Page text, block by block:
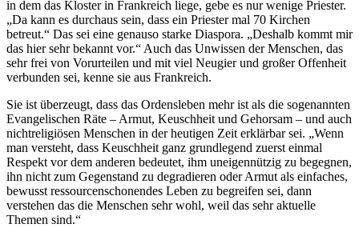
in dem das Kloster in Frankreich liege, gebe es nur wenige Priester.
„Da kann es durchaus sein, dass ein Priester mal 70 Kirchen
betreut.“ Das sei eine genauso starke Diaspora. „Deshalb kommt mir
das hier sehr bekannt vor.“ Auch das Unwissen der Menschen, das
sehr frei von Vorurteilen und mit viel Neugier und großer Offenheit
verbunden sei, kenne sie aus Frankreich.
Sie ist überzeugt, dass das Ordensleben mehr ist als die sogenannten
Evangelischen Räte – Armut, Keuschheit und Gehorsam – und auch
nichtreligiösen Menschen in der heutigen Zeit erklärbar sei. „Wenn
man versteht, dass Keuschheit ganz grundlegend zuerst einmal
Respekt vor dem anderen bedeutet, ihm uneigennützig zu begegnen,
ihn nicht zum Gegenstand zu degradieren oder Armut als einfaches,
bewusst ressourcenschonendes Leben zu begreifen sei, dann
verstehen das die Menschen sehr wohl, weil das sehr aktuelle
Themen sind.“